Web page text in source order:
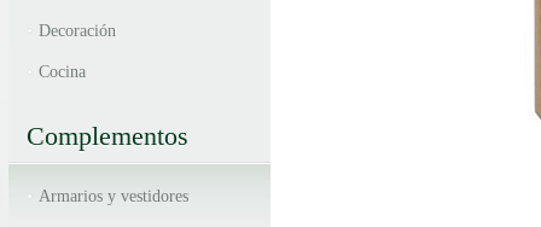
Decoración
Cocina
Complementos
Armarios y vestidores